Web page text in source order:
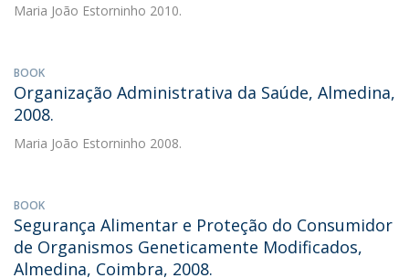
Maria João Estorninho 2010.
BOOK
Organização Administrativa da Saúde, Almedina,
2008.
Maria João Estorninho 2008.
BOOK
Segurança Alimentar e Proteção do Consumidor
de Organismos Geneticamente Modificados,
Almedina, Coimbra, 2008.